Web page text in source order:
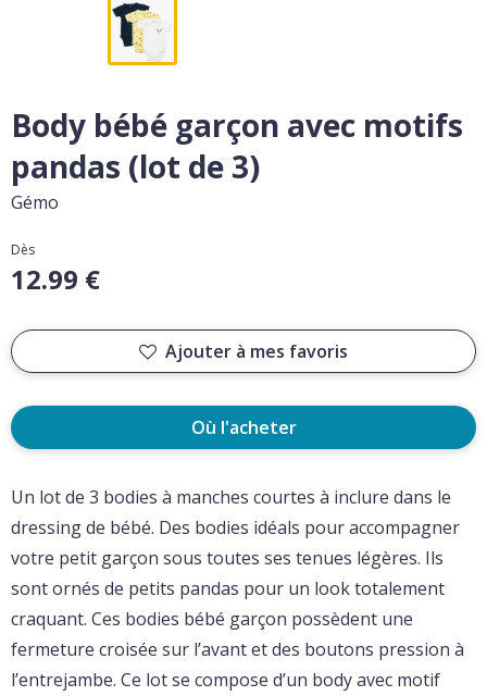
Body bébé garçon avec motifs
pandas (lot de 3)
Gémo
Dès
12.99 €
Ajouter à mes favoris
Où l'acheter
Un lot de 3 bodies à manches courtes à inclure dans le
dressing de bébé. Des bodies idéals pour accompagner
votre petit garçon sous toutes ses tenues légères. Ils
sont ornés de petits pandas pour un look totalement
craquant. Ces bodies bébé garçon possèdent une
fermeture croisée sur l’avant et des boutons pression à
l’entrejambe. Ce lot se compose d’un body avec motif